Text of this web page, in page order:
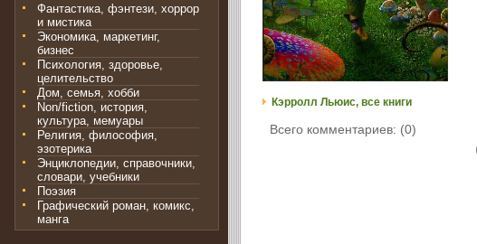
Фантастика, фэнтези, хоррор
и мистика
Экономика, маркетинг,
бизнес
Психология, здоровье,
целительство
Дом, семья, хобби
Non/fiction, история,
культура, мемуары
Религия, философия,
эзотерика
Энциклопедии, справочники,
словари, учебники
Поэзия
Графический роман, комикс,
манга
Кэрролл Льюис, все книги
Всего комментариев: (0)